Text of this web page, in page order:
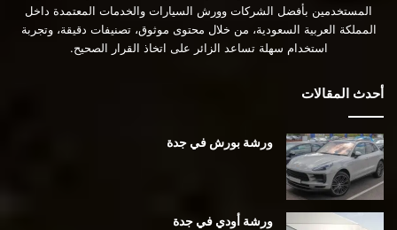
المستخدمين بأفضل الشركات وورش السيارات والخدمات المعتمدة داخل
المملكة العربية السعودية، من خلال محتوى موثوق، تصنيفات دقيقة، وتجربة
استخدام سهلة تساعد الزائر على اتخاذ القرار الصحيح.
أحدث المقالات
ورشة بورش في جدة
ورشة أودي في جدة